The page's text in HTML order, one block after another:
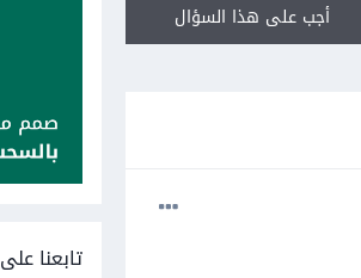
أجب على هذا السؤال
تابعنا على